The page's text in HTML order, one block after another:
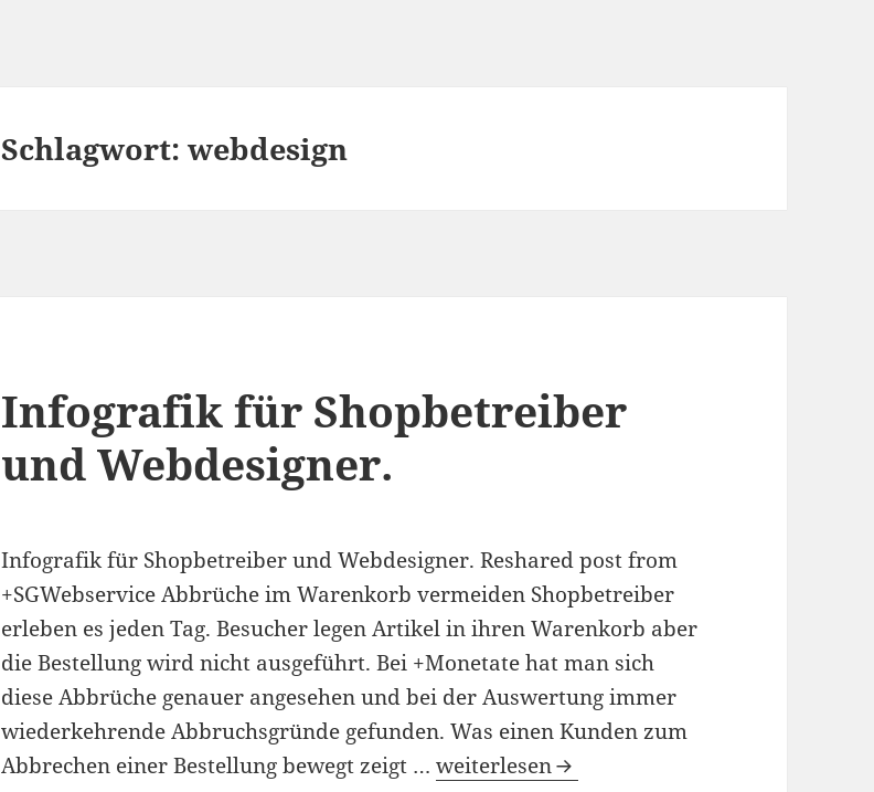
Schlagwort:webdesign
Infografik für Shopbetreiber
und Webdesigner.
Infografik für Shopbetreiber und Webdesigner. Reshared post from
+SGWebservice Abbrüche im Warenkorb vermeiden Shopbetreiber
erleben es jeden Tag. Besucher legen Artikel in ihren Warenkorb aber
die Bestellung wird nicht ausgeführt. Bei +Monetate hat man sich
diese Abbrüche genauer angesehen und bei der Auswertung immer
wiederkehrende Abbruchsgründe gefunden. Was einen Kunden zum
Abbrechen einer Bestellung bewegt zeigt …Infografik für Shopbetreiber und
weiterlesen